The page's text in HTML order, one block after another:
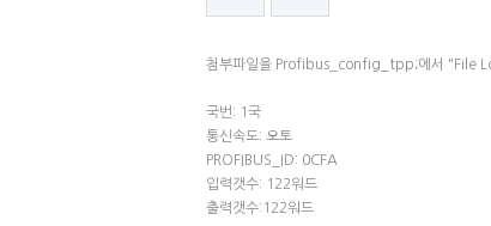
첨부파일을 Profibus_config_tpp;에서 "File
국번: 1국
통신속도: 오토
PROFIBUS_ID: 0CFA
입력갯수: 122워드
출력갯수:122워드